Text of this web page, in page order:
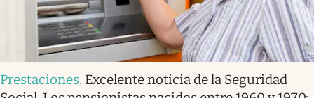
Prestaciones. Excelente noticia de la Seguridad